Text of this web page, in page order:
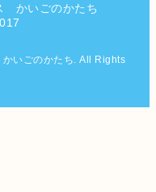
かいごのかたち
いごのかたち . All Rights